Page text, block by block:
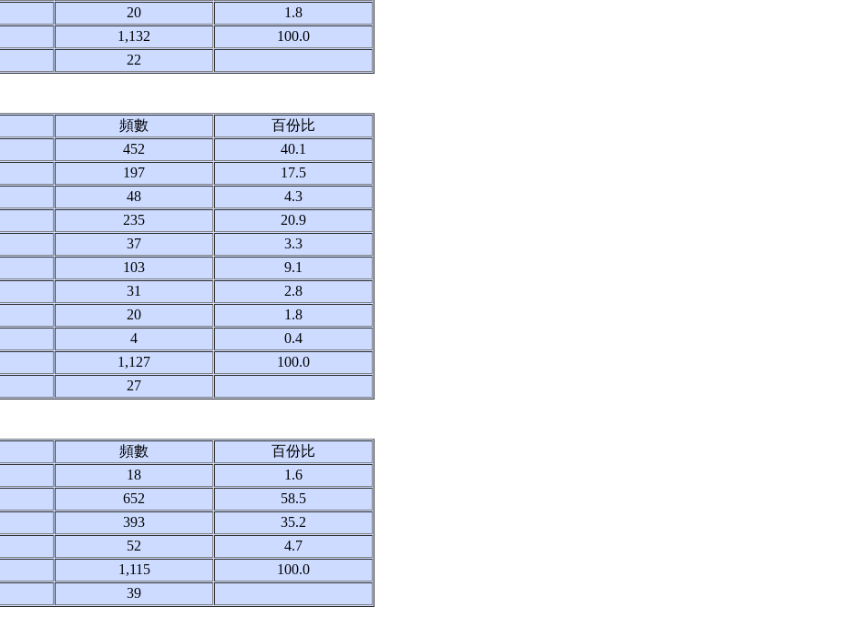
20
1.8
1,132
100.0
22
頻數
百份比
452
40.1
197
17.5
48
4.3
235
20.9
37
3.3
103
9.1
31
2.8
20
1.8
4
0.4
1,127
100.0
27
頻數
百份比
18
1.6
652
58.5
393
35.2
52
4.7
1,115
100.0
39